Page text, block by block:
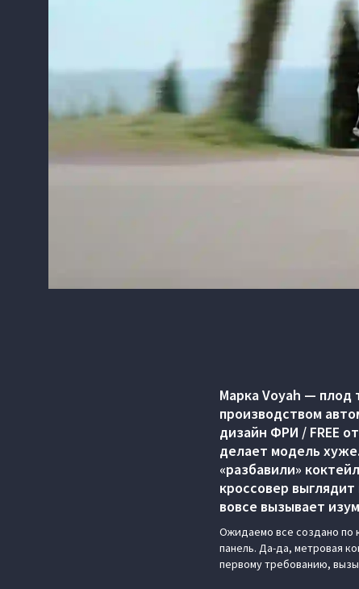
Марка Voyah — плод
производством
дизайн ФРИ / FREE
делает модель
«разбавили»
кроссовер
вовсе вызывает
Ожидаемо все создано по
панель. Да-да, метровая
первому требованию,